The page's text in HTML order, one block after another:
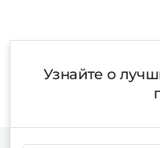
Узнайте о